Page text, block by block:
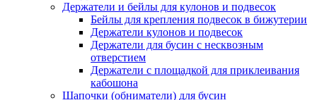
Держатели и бейлы для кулонов и подвесок
Бейлы для крепления подвесок в бижутерии
Держатели кулонов и подвесок
Держатели для бусин с несквозным
отверстием
Держатели с площадкой для приклеивания
кабошона
Шапочки (обниматели) для бусин